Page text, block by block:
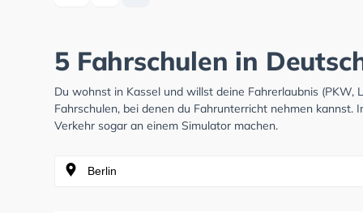
5 Fahrschulen in
Du wohnst in Kassel und willst deine Fahrerlaubnis
Fahrschulen, bei denen du Fahrunterricht nehmen
Verkehr sogar an einem Simulator machen.